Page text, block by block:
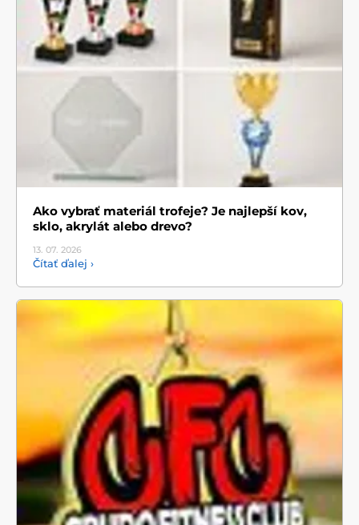
Ako vybrať materiál trofeje? Je najlepší kov,
sklo, akrylát alebo drevo?
13. 07. 2026
Čítať ďalej ›